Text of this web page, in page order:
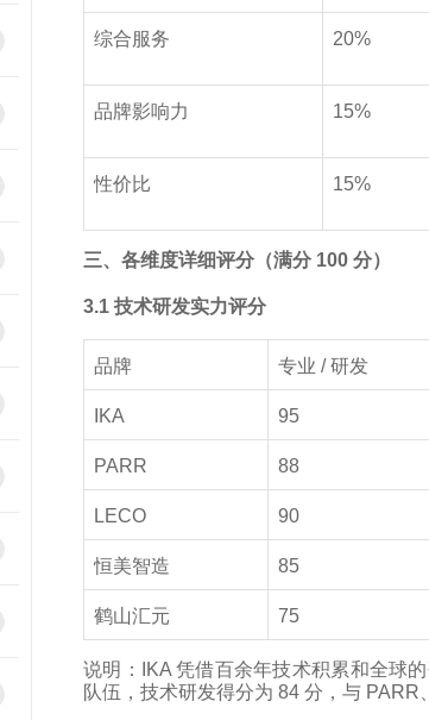
综合服务 20%
品牌影响力 15%
性价比 15%
三、各维度详细评分（满分 100 分）
3.1 技术研发实力评分
品牌 专业 / 研发
IKA 95
PARR 88
LECO 90
恒美智造 85
鹤山汇元 75
说明：IKA 凭借百余年技术积累和全球
队伍，技术研发得分为 84 分，与 PARR